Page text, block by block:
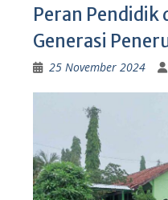
Peran Pendidik
Generasi
25 November 2024